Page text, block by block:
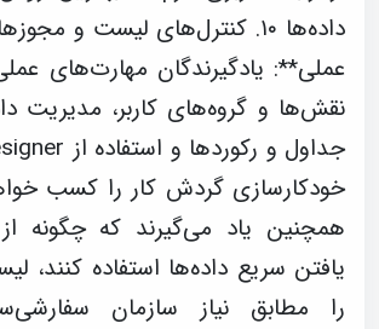
داده‌ها ۱۰. کنترل‌های لیست و
عملی**: یادگیرندگان مهارت‌های
نقش‌ها و گروه‌های کاربر، مدیریت
خودکارسازی گردش کار را کسب
همچنین یاد می‌گیرند که چگونه از
یافتن سریع داده‌ها استفاده کنند،
را مطابق نیاز سازمان